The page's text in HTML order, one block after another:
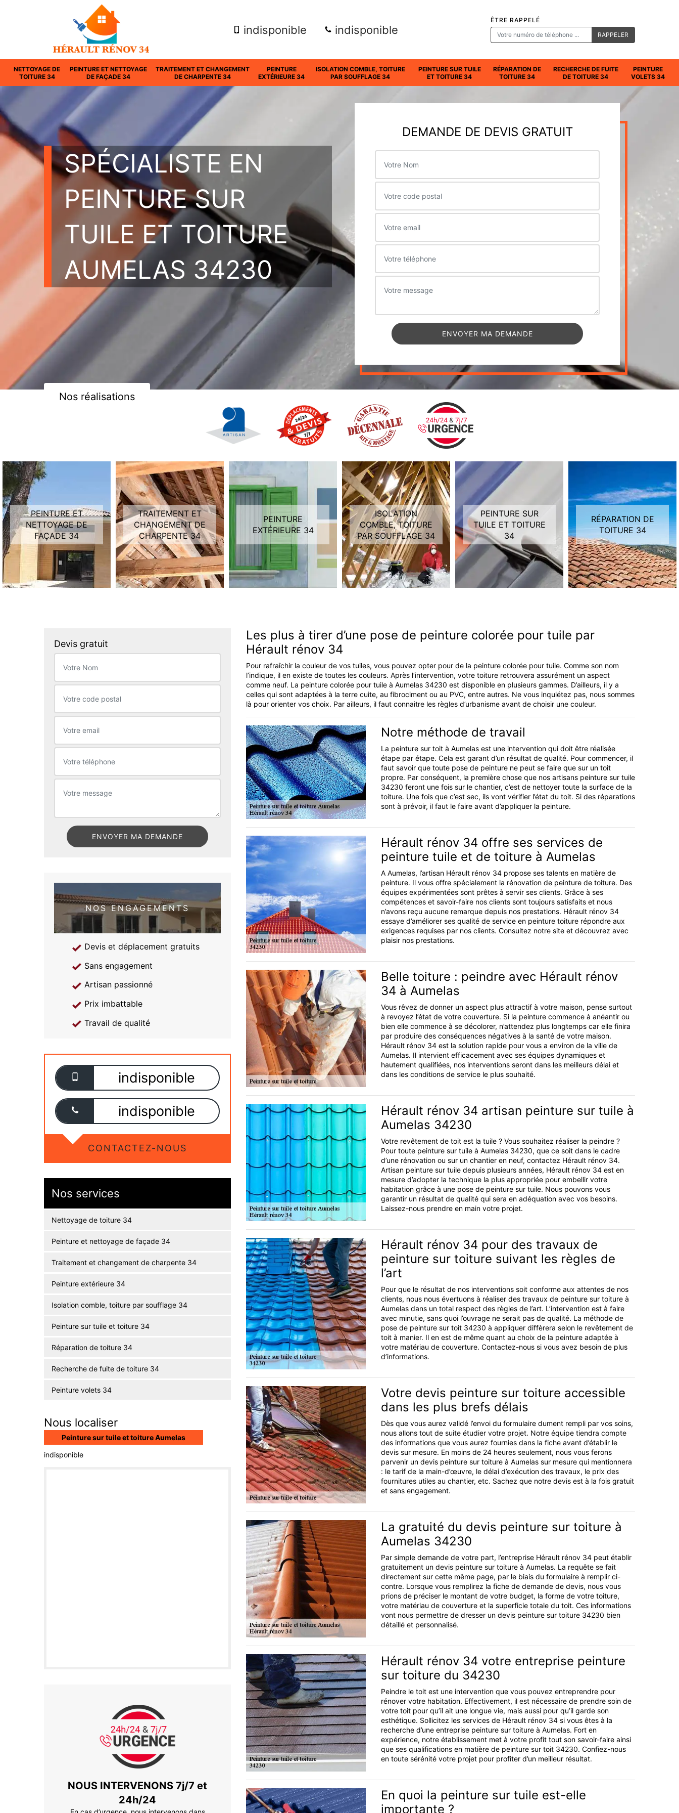
indisponible indisponible
ÊTRE RAPPELÉ
NETTOYAGE DE
TOITURE 34
PEINTURE ET NETTOYAGE
DE FAÇADE 34
TRAITEMENT ET CHANGEMENT
DE CHARPENTE 34
PEINTURE
EXTÉRIEURE 34
ISOLATION COMBLE, TOITURE
PAR SOUFFLAGE 34
PEINTURE SUR TUILE
ET TOITURE 34
RÉPARATION DE
TOITURE 34
RECHERCHE DE FUITE
DE TOITURE 34
PEINTURE
VOLETS 34
SPÉCIALISTE EN
PEINTURE SUR
TUILE ET TOITURE
AUMELAS 34230
Nos réalisations
DEMANDE DE DEVIS GRATUIT
PEINTURE ET
NETTOYAGE DE
FAÇADE 34
TRAITEMENT ET
CHANGEMENT DE
CHARPENTE 34
PEINTURE
EXTÉRIEURE 34
ISOLATION
COMBLE, TOITURE
PAR SOUFFLAGE 34
PEINTURE SUR
TUILE ET TOITURE
34
RÉPARATION DE
TOITURE 34
Devis gratuit
NOS ENGAGEMENTS
Devis et déplacement gratuits
Sans engagement
Artisan passionné
Prix imbattable
Travail de qualité
indisponible
indisponible
CONTACTEZ-NOUS
Nos services
Nettoyage de toiture 34
Peinture et nettoyage de façade 34
Traitement et changement de charpente 34
Peinture extérieure 34
Isolation comble, toiture par soufflage 34
Peinture sur tuile et toiture 34
Réparation de toiture 34
Recherche de fuite de toiture 34
Peinture volets 34
Nous localiser
Peinture sur tuile et toiture Aumelas
indisponible
NOUS INTERVENONS 7j/7 et
24h/24
Les plus à tirer d’une pose de peinture colorée pour tuile par
Hérault rénov 34
Pour rafraîchir la couleur de vos tuiles, vous pouvez opter pour de la peinture colorée pour tuile. Comme son nom
l’indique, il en existe de toutes les couleurs. Après l’intervention, votre toiture retrouvera assurément un aspect
comme neuf. La peinture colorée pour tuile à Aumelas 34230 est disponible en plusieurs gammes. D’ailleurs, il y a
celles qui sont adaptées à la terre cuite, au fibrociment ou au PVC, entre autres. Ne vous inquiétez pas, nous sommes
là pour orienter vos choix. Par ailleurs, il faut connaitre les règles d’urbanisme avant de choisir une couleur.
Notre méthode de travail
La peinture sur toit à Aumelas est une intervention qui doit être réalisée
étape par étape. Cela est garant d’un résultat de qualité. Pour commencer, il
faut savoir que toute pose de peinture ne peut se faire que sur un toit
propre. Par conséquent, la première chose que nos artisans peinture sur tuile
34230 feront une fois sur le chantier, c’est de nettoyer toute la surface de la
toiture. Une fois que c’est sec, ils vont vérifier l’état du toit. Si des réparations
sont à prévoir, il faut le faire avant d’appliquer la peinture.
Hérault rénov 34 offre ses services de
peinture tuile et de toiture à Aumelas
A Aumelas, l’artisan Hérault rénov 34 propose ses talents en matière de
peinture. Il vous offre spécialement la rénovation de peinture de toiture. Des
équipes expérimentées sont prêtes à servir ses clients. Grâce à ses
compétences et savoir-faire nos clients sont toujours satisfaits et nous
n’avons reçu aucune remarque depuis nos prestations. Hérault rénov 34
essaye d’améliorer ses qualité de service en peinture toiture répondre aux
exigences requises par nos clients. Consultez notre site et découvrez avec
plaisir nos prestations.
Belle toiture : peindre avec Hérault rénov
34 à Aumelas
Vous rêvez de donner un aspect plus attractif à votre maison, pense surtout
à revoyez l’état de votre couverture. Si la peinture commence à anéantir ou
bien elle commence à se décolorer, n’attendez plus longtemps car elle finira
par produire des conséquences négatives à la santé de votre maison.
Hérault rénov 34 est la solution rapide pour vous a environ de la ville de
Aumelas. Il intervient efficacement avec ses équipes dynamiques et
hautement qualifiées, nos interventions seront dans les meilleurs délai et
dans les conditions de service le plus souhaité.
Hérault rénov 34 artisan peinture sur tuile à
Aumelas 34230
Votre revêtement de toit est la tuile ? Vous souhaitez réaliser la peindre ?
Pour toute peinture sur tuile à Aumelas 34230, que ce soit dans le cadre
d’une rénovation ou sur un chantier en neuf, contactez Hérault rénov 34.
Artisan peinture sur tuile depuis plusieurs années, Hérault rénov 34 est en
mesure d’adopter la technique la plus appropriée pour embellir votre
habitation grâce à une pose de peinture sur tuile. Nous pouvons vous
garantir un résultat de qualité qui sera en adéquation avec vos besoins.
Laissez-nous prendre en main votre projet.
Hérault rénov 34 pour des travaux de
peinture sur toiture suivant les règles de
l’art
Pour que le résultat de nos interventions soit conforme aux attentes de nos
clients, nous nous évertuons à réaliser des travaux de peinture sur toiture à
Aumelas dans un total respect des règles de l’art. L’intervention est à faire
avec minutie, sans quoi l’ouvrage ne serait pas de qualité. La méthode de
pose de peinture sur toit 34230 à appliquer diffèrera selon le revêtement de
toit à manier. Il en est de même quant au choix de la peinture adaptée à
votre matériau de couverture. Contactez-nous si vous avez besoin de plus
d’informations.
Votre devis peinture sur toiture accessible
dans les plus brefs délais
Dès que vous aurez validé l’envoi du formulaire dument rempli par vos soins,
nous allons tout de suite étudier votre projet. Notre équipe tiendra compte
des informations que vous aurez fournies dans la fiche avant d’établir le
devis sur mesure. En moins de 24 heures seulement, nous vous ferons
parvenir un devis peinture sur toiture à Aumelas sur mesure qui mentionnera
: le tarif de la main-d’œuvre, le délai d’exécution des travaux, le prix des
fournitures utiles au chantier, etc. Sachez que notre devis est à la fois gratuit
et sans engagement.
La gratuité du devis peinture sur toiture à
Aumelas 34230
Par simple demande de votre part, l’entreprise Hérault rénov 34 peut établir
gratuitement un devis peinture sur toiture à Aumelas. La requête se fait
directement sur cette même page, par le biais du formulaire à remplir ci-
contre. Lorsque vous remplirez la fiche de demande de devis, nous vous
prions de préciser le montant de votre budget, la forme de votre toiture,
votre matériau de couverture et la superficie totale du toit. Ces informations
vont nous permettre de dresser un devis peinture sur toiture 34230 bien
détaillé et personnalisé.
Hérault rénov 34 votre entreprise peinture
sur toiture du 34230
Peindre le toit est une intervention que vous pouvez entreprendre pour
rénover votre habitation. Effectivement, il est nécessaire de prendre soin de
votre toit pour qu’il ait une longue vie, mais aussi pour qu’il garde son
esthétique. Sollicitez les services de Hérault rénov 34 si vous êtes à la
recherche d’une entreprise peinture sur toiture à Aumelas. Fort en
expérience, notre établissement met à votre profit tout son savoir-faire ainsi
que ses qualifications en matière de peinture sur toit 34230. Confiez-nous
en toute sérénité votre projet pour profiter d’un meilleur résultat.
En quoi la peinture sur tuile est-elle
importante ?